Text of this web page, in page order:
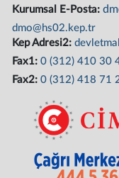
Kurumsal E-Posta:
dmo@hs02.kep.tr
Kep Adresi2:
Fax1:0 (312) 410 30
Fax2:0 (312) 418 71